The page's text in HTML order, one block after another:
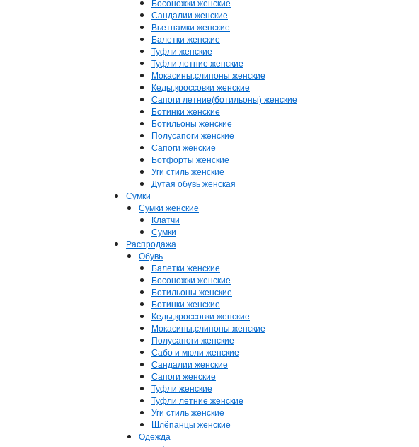
Босоножки женские
Сандалии женские
Вьетнамки женские
Балетки женские
Туфли женские
Туфли летние женские
Мокасины,слипоны женские
Кеды,кроссовки женские
Сапоги летние(ботильоны) женские
Ботинки женские
Ботильоны женские
Полусапоги женские
Сапоги женские
Ботфорты женские
Уги стиль женские
Дутая обувь женская
Сумки
Сумки женские
Клатчи
Сумки
Распродажа
Обувь
Балетки женские
Босоножки женские
Ботильоны женские
Ботинки женские
Кеды,кроссовки женские
Мокасины,слипоны женские
Полусапоги женские
Сабо и мюли женские
Сандалии женские
Сапоги женские
Туфли женские
Туфли летние женские
Уги стиль женские
Шлёпанцы женские
Одежда